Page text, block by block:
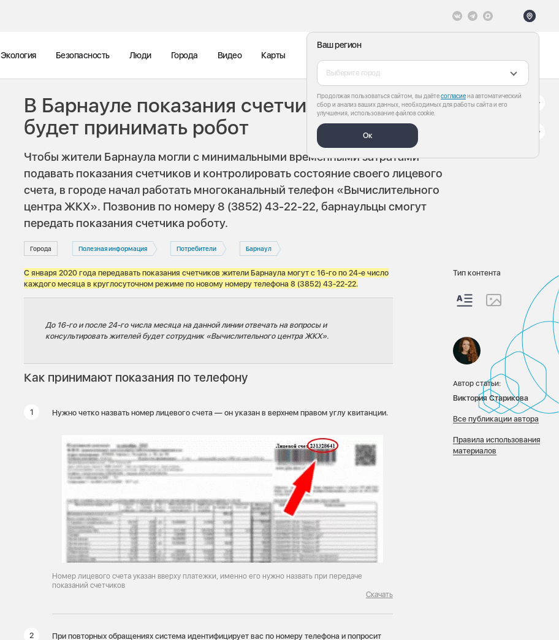
Ваш регион
Выберите город
Продолжая пользоваться сайтом, вы даётесогласиена автоматический
сбор и анализ ваших данных, необходимых для работы сайта и его
улучшения, использование файлов cookie.
Ок
Экология Безопасность Люди Города Видео Карты
В Барнауле показания счетчиков теперь
будет принимать робот
Чтобы жители Барнаула могли с минимальными временными затратами
подавать показания счетчиков и контролировать состояние своего лицевого
счета, в городе начал работать многоканальный телефон «Вычислительного
центра ЖКХ». Позвонив по номеру 8 (3852) 43-22-22, барнаульцы смогут
передать показания счетчика роботу.
Города Полезная информация Потребители Барнаул
С января 2020 года передавать показания счетчиков жители Барнаула могут с 16-го по 24-е число
каждого месяца в круглосуточном режиме по новому номеру телефона 8 (3852) 43-22-22.
До 16-го и после 24-го числа месяца на данной линии отвечать на вопросы и
консультировать жителей будет сотрудник «Вычислительного центра ЖКХ».
Как принимают показания по телефону
Нужно четко назвать номер лицевого счета — он указан в верхнем правом углу квитанции.
Номер лицевого счета указан вверху платежки, именно его нужно назвать при передаче
показаний счетчиков
Скачать
При повторных обращениях система идентифицирует вас по номеру телефона и попросит
Тип контента
Автор статьи:
Виктория Старикова
Все публикации автора
Правила использования
материалов